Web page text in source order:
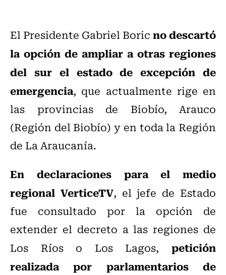
El Presidente Gabriel Boricno descartó
la opción de ampliar a otras regiones
del sur el estado de excepción de
emergencia, que actualmente rige en
las provincias de Biobío, Arauco
(Región del Biobío) y en toda la Región
de La Araucanía.
En declaraciones para el medio
regional VerticeTV, el jefe de Estado
fue consultado por la opción de
extender el decreto a las regiones de
Los Ríos o Los Lagos, petición
realizada por parlamentarios de